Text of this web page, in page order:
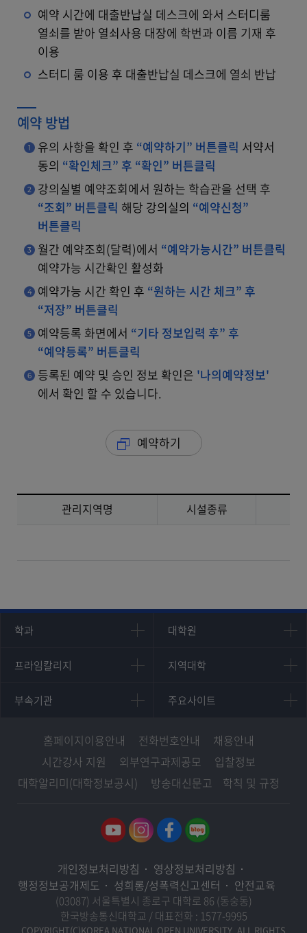
예약 시간에 대출반납실 데스크에 와서 스터디룸
열쇠를 받아 열쇠사용 대장에 학번과 이름 기재 후
이용
스터디 룸 이용 후 대출반납실 데스크에 열쇠 반납
예약 방법
유의 사항을 확인 후 “예약하기” 버튼클릭 서약서
동의 “확인체크” 후 “확인” 버튼클릭
강의실별 예약조회에서 원하는 학습관을 선택 후
“조회” 버튼클릭 해당 강의실의 “예약신청”
버튼클릭
월간 예약조회(달력)에서 “예약가능시간” 버튼클릭
예약가능 시간확인 활성화
예약가능 시간 확인 후 “원하는 시간 체크” 후
“저장” 버튼클릭
예약등록 화면에서 “기타 정보입력 후” 후
“예약등록” 버튼클릭
등록된 예약 및 승인 정보 확인은 '나의예약정보'
에서 확인 할 수 있습니다.
예약하기
관리지역명 시설종류
학과
인문과학대학
영어영문학과
일본학과
사회과학대학
무역학과
미디어영상학과
도시콘텐츠·관광학과
대학원
대학원
경영대학원
프라임칼리지
프라임칼리지
평생교육과정
지역대학
지역대학
서울지역대학
대구경북지역대학
인천지역대학
광주전남지역대학
울산지역대학
경기지역대학
강원지역대학
충북지역대학
전북지역대학
경남지역대학
부속기관
부속기관
원격교육혁신연구원
통합인문학연구소
디지털미디어센터
국제협력단
산학협력단
주요사이트
주요사이트
진로심리상담
교육정보화본부
국립대학육성사업
홈페이지이용안내 전화번호안내
채용안내
시간강사 지원
외부연구과제공모
입찰정보
대학알리미(대학정보공시)
방송대신문고 학칙 및 규정
개인정보처리방침
영상정보처리방침
행정정보공개제도
성희롱/성폭력신고센터 안전교육
(03087) 서울특별시 종로구 대학로 86 (동숭동)
한국방송통신대학교 / 대표전화 : 1577-9995
COPYRIGHT(C)KOREA NATIONAL OPEN UNIVERSITY. ALL RIGHTS